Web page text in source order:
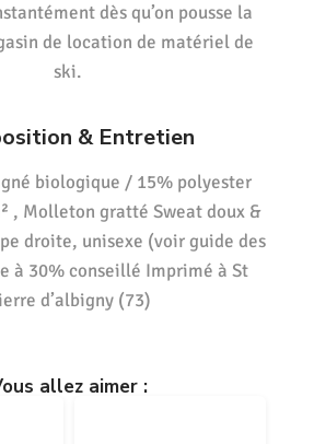
dès qu’on pousse la
de location de matériel de
ski.
& Entretien
biologique / 15% polyester
, Molleton gratté Sweat doux &
droite, unisexe (voir guide des
à 30% conseillé Imprimé à St
d’albigny (73)
allez aimer :